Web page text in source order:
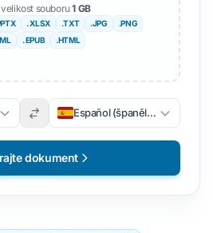
souboru1 GB
. XLSX .TXT .JPG
.PNG
. EPUB .HTML
Español (španělsky)
dokument